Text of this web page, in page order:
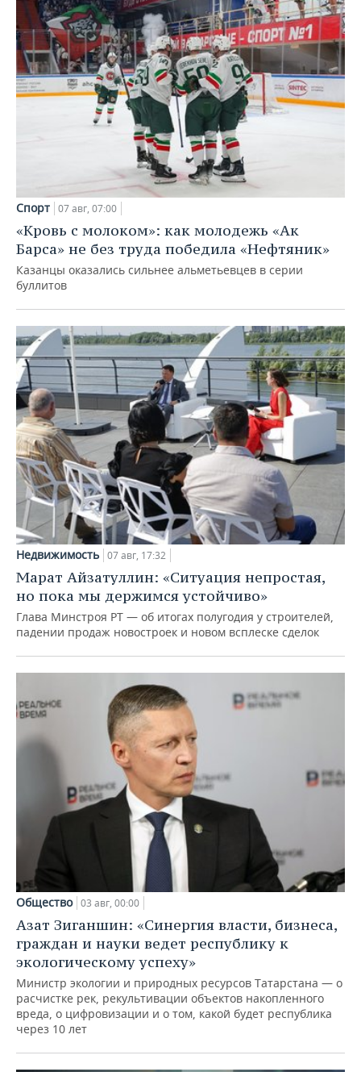
Спорт 07 авг, 07:00
«Кровь с молоком»: как молодежь «Ак
Барса» не без труда победила «Нефтяник»
Казанцы оказались сильнее альметьевцев в серии
буллитов
Недвижимость 07 авг, 17:32
Марат Айзатуллин: «Ситуация непростая,
но пока мы держимся устойчиво»
Глава Минстроя РТ — об итогах полугодия у строителей,
падении продаж новостроек и новом всплеске сделок
Общество 03 авг, 00:00
Азат Зиганшин: «Синергия власти, бизнеса,
граждан и науки ведет республику к
экологическому успеху»
Министр экологии и природных ресурсов Татарстана — о
расчистке рек, рекультивации объектов накопленного
вреда, о цифровизации и о том, какой будет республика
через 10 лет